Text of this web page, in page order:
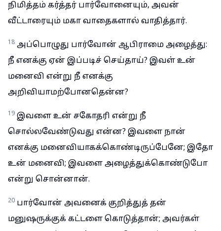
நிமித்தம் கர்த்தர் பார்வோனையும், அவன்
வீட்டாரையும் மகா வாதைகளால் வாதித்தார்.
18 அப்பொழுது பார்வோன் ஆபிராமை அழைத்து:
நீ எனக்கு ஏன் இப்படிச் செய்தாய்? இவள் உன்
மனைவி என்று நீ எனக்கு
அறிவியாமற்போனதென்ன?
19 இவளை உன் சகோதரி என்று நீ
சொல்லவேண்டுவது என்ன? இவளை நான்
எனக்கு மனைவியாகக்கொண்டிருப்பேனே; இதோ
உன் மனைவி; இவளை அழைத்துக்கொண்டுபோ
என்று சொன்னான்.
20 பார்வோன் அவனைக் குறித்துத் தன்
மனுஷருக்குக் கட்டளை கொடுத்தான்; அவர்கள்